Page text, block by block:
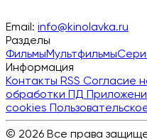
Email: info@kinolavka.ru
Разделы
ФильмыМультфильмы
Информация
Контакты RSS Согласие
обработки ПД
cookies
© 2026 Все права